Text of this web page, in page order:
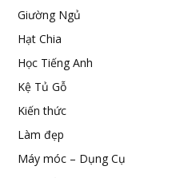
Giường Ngủ
Hạt Chia
Học Tiếng Anh
Kệ Tủ Gỗ
Kiến thức
Làm đẹp
Máy móc – Dụng Cụ